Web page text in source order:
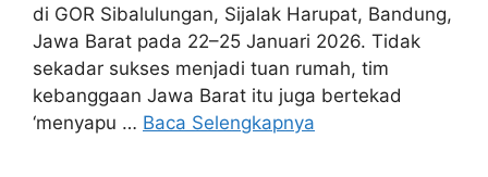
di GOR Sibalulungan, Sijalak Harupat, Bandung,
Jawa Barat pada 22–25 Januari 2026. Tidak
sekadar sukses menjadi tuan rumah, tim
kebanggaan Jawa Barat itu juga bertekad
‘menyapu … Baca Selengkapnya